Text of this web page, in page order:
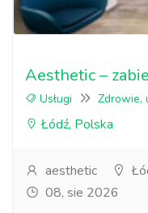
Aesthetic –
Usługi Zdrowie,
Łódź, Polska
aesthetic
08, sie 2026